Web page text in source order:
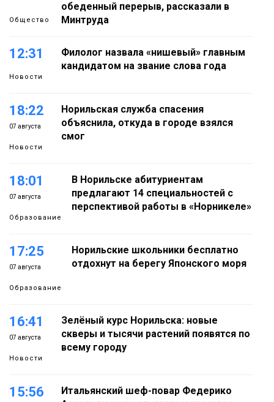
Общество
обеденный перерыв, рассказали в
Минтруда
12:31
Новости
Филолог назвала «нишевый» главным
кандидатом на звание слова года
18:22
07 августа
Новости
Норильская служба спасения
объяснила, откуда в городе взялся
смог
18:01
07 августа
Образование
В Норильске абитуриентам
предлагают 14 специальностей с
перспективой работы в «Норникеле»
17:25
07 августа
Образование
Норильские школьники бесплатно
отдохнут на берегу Японского моря
16:41
07 августа
Новости
Зелёный курс Норильска: новые
скверы и тысячи растений появятся по
всему городу
15:56
Итальянский шеф-повар Федерико